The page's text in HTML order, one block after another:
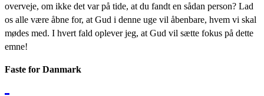
overveje, om ikke det var på tide, at du fandt en sådan person? Lad
os alle være åbne for, at Gud i denne uge vil åbenbare, hvem vi skal
mødes med. I hvert fald oplever jeg, at Gud vil sætte fokus på dette
emne!
Faste for Danmark